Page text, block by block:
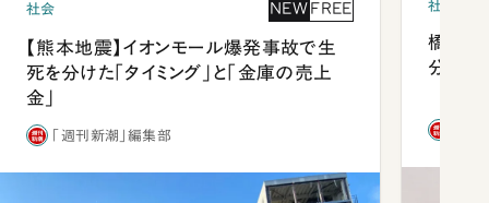
社会 NEW FREE
【熊本地震】イオンモール爆発事故で生
死を分けた「タイミング」と「金庫の売上
金」
「週刊新潮」編集部
社会
橋本愛
分 佐